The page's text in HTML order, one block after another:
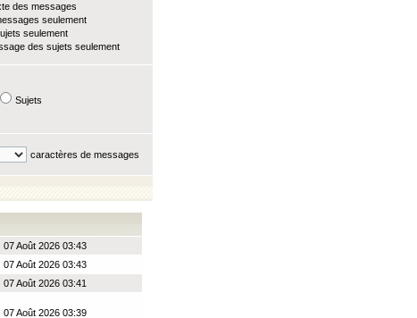
des messages
seulement
seulement
des sujets seulement
Sujets
caractères de messages
07 Août 2026 03:43
07 Août 2026 03:43
07 Août 2026 03:41
07 Août 2026 03:39